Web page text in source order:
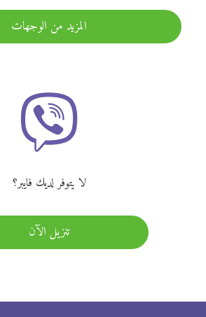
المزيد من الوجهات
لا يتوفر لديك فايبر؟
تنزيل الآن